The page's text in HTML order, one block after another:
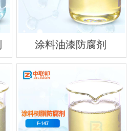
涂料油漆防腐剂